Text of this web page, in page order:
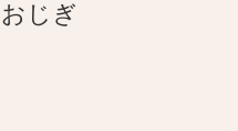
おじぎ